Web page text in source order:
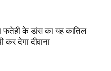
फतेही के डांस का यह कातिल
कर देगा दीवाना